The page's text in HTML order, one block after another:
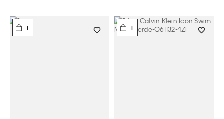
+ +